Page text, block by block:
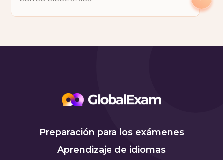
Preparación para los exámenes
Aprendizaje de idiomas